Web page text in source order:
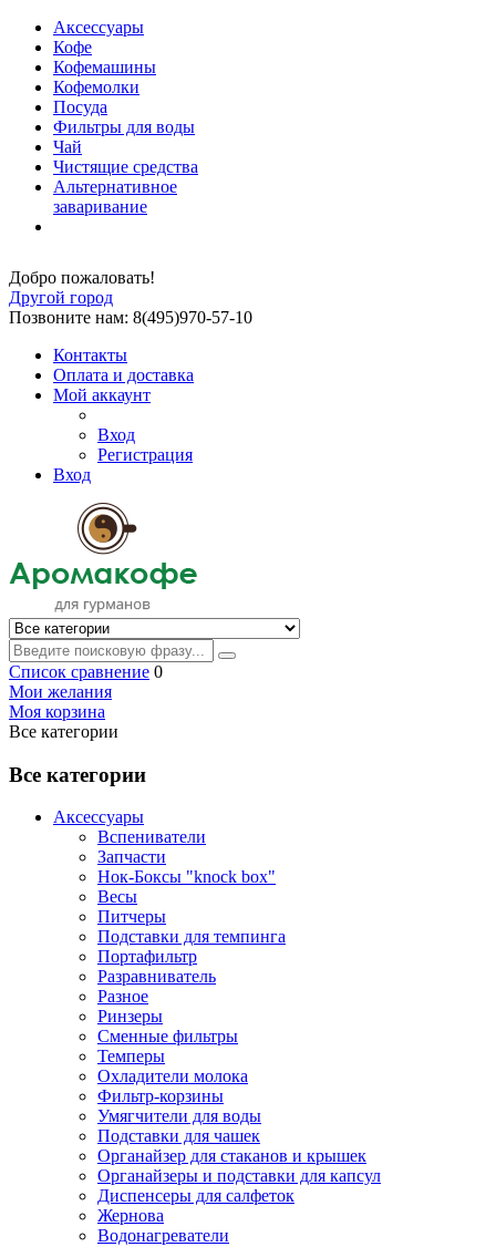
Аксессуары
Кофе
Кофемашины
Кофемолки
Посуда
Фильтры для воды
Чай
Чистящие средства
Альтернативное
заваривание
Добро пожаловать!
Другой город
Позвоните нам: 8(495)970-57-10
Контакты
Оплата и доставка
Мой аккаунт
Вход
Регистрация
Вход
Список сравнение 0
Мои желания
Моя корзина
Все категории
Все категории
Аксессуары
Вспениватели
Запчасти
Нок-Боксы "knock box"
Весы
Питчеры
Подставки для темпинга
Портафильтр
Разравниватель
Разное
Ринзеры
Сменные фильтры
Темперы
Охладители молока
Фильтр-корзины
Умягчители для воды
Подставки для чашек
Органайзер для стаканов и крышек
Органайзеры и подставки для капсул
Диспенсеры для салфеток
Жернова
Водонагреватели